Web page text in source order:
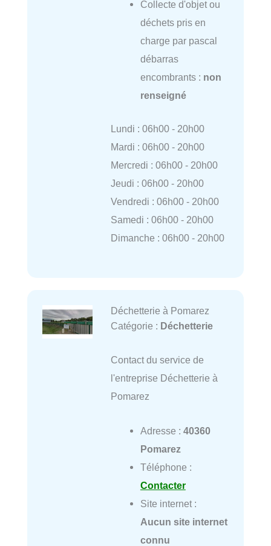
Collecte d'objet ou
déchets pris en
charge par pascal
débarras
encombrants : non
renseigné
Lundi : 06h00 - 20h00
Mardi : 06h00 - 20h00
Mercredi : 06h00 - 20h00
Jeudi : 06h00 - 20h00
Vendredi : 06h00 - 20h00
Samedi : 06h00 - 20h00
Dimanche : 06h00 - 20h00
Déchetterie à Pomarez
Catégorie : Déchetterie
Contact du service de
l'entreprise Déchetterie à
Pomarez
Adresse : 40360
Pomarez
Téléphone :
Contacter
Site internet :
Aucun site internet
connu